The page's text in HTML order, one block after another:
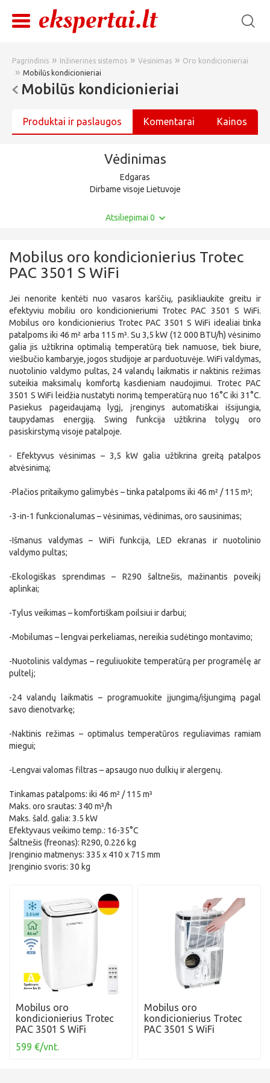
Pagrindinis » Inžinerinės sistemos » Vėsinimas » Oro kondicionieriai
» Mobilūs kondicionieriai
Mobilūs kondicionieriai
Produktai ir paslaugos Komentarai Kainos
Vėdinimas
Edgaras
Dirbame visoje Lietuvoje
Atsiliepimai 0
Mobilus oro kondicionierius Trotec
PAC 3501 S WiFi
Jei nenorite kentėti nuo vasaros karščių, pasikliaukite greitu ir
efektyviu mobiliu oro kondicionieriumi Trotec PAC 3501 S WiFi.
Mobilus oro kondicionierius Trotec PAC 3501 S WiFi idealiai tinka
patalpoms iki 46 m² arba 115 m³. Su 3,5 kW (12 000 BTU/h) vėsinimo
galia jis užtikrina optimalią temperatūrą tiek namuose, tiek biure,
viešbučio kambaryje, jogos studijoje ar parduotuvėje. WiFi valdymas,
nuotolinio valdymo pultas, 24 valandų laikmatis ir naktinis režimas
suteikia maksimalų komfortą kasdieniam naudojimui. Trotec PAC
3501 S WiFi leidžia nustatyti norimą temperatūrą nuo 16°C iki 31°C.
Pasiekus pageidaujamą lygį, įrenginys automatiškai išsijungia,
taupydamas energiją. Swing funkcija užtikrina tolygų oro
pasiskirstymą visoje patalpoje.
- Efektyvus vėsinimas – 3,5 kW galia užtikrina greitą patalpos
atvėsinimą;
-Plačios pritaikymo galimybės – tinka patalpoms iki 46 m² / 115 m³;
-3-in-1 funkcionalumas – vėsinimas, vėdinimas, oro sausinimas;
-Išmanus valdymas – WiFi funkcija, LED ekranas ir nuotolinio
valdymo pultas;
-Ekologiškas sprendimas – R290 šaltnešis, mažinantis poveikį
aplinkai;
-Tylus veikimas – komfortiškam poilsiui ir darbui;
-Mobilumas – lengvai perkeliamas, nereikia sudėtingo montavimo;
-Nuotolinis valdymas – reguliuokite temperatūrą per programėlę ar
pultelį;
-24 valandų laikmatis – programuokite įjungimą/išjungimą pagal
savo dienotvarkę;
-Naktinis režimas – optimalus temperatūros reguliavimas ramiam
miegui;
-Lengvai valomas filtras – apsaugo nuo dulkių ir alergenų.
Tinkamas patalpoms: iki 46 m² / 115 m³
Maks. oro srautas: 340 m³/h
Maks. šald. galia: 3.5 kW
Efektyvaus veikimo temp.: 16-35°C
Šaltnešis (freonas): R290, 0.226 kg
Įrenginio matmenys: 335 x 410 x 715 mm
Įrenginio svoris: 30 kg
Mobilus oro
kondicionierius Trotec
PAC 3501 S WiFi
599 €/vnt.
Mobilus oro
kondicionierius Trotec
PAC 3501 S WiFi